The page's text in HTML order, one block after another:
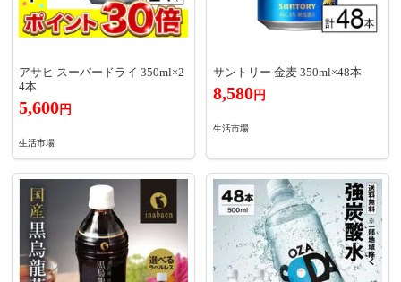
アサヒ スーパードライ 350ml×2
4本
5,600円
生活市場
サントリー 金麦 350ml×48本
8,580円
生活市場